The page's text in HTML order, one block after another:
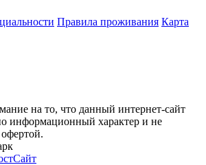
Правила проживания Карта
на то, что данный интернет-сайт
информационный характер и не